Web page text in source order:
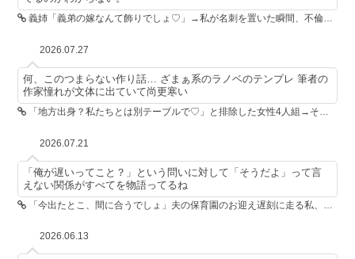
義姉「義弟の嫁なんて飾りでしょ♡」→私が名刺を置いた瞬間、不倫相手が青ざめた
2026.07.27
何、このつまらない作り話… ざまぁ系のラノベのテンプレ 筆者の
作家憧れが文体に出ていて尚更寒い
「地方出身？私たちとは別テーブルで♡」と排除した女性4人組→その後4人が青ざめたワケ
2026.07.21
「俺が遅いってこと？」という問いに対して「そうだよ」って言
えない関係がすべてを物語ってるね
「今出たとこ、間に合うでしょ」夫の保育園のお迎え遅刻に走る私、位置情報共有で逆転しました
2026.06.13